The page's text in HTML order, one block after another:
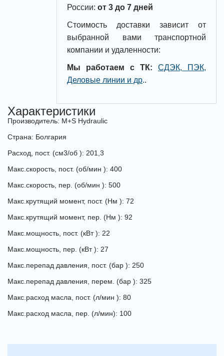
России: от 3 до 7 дней
Стоимость доставки зависит от
выбранной вами транспортной
компании и удаленности:
Мы работаем с ТК:
СДЭК, ПЭК,
Деловые линии и др..
Характеристики
Производитель: M+S Hydraulic
Страна: Болгария
Расход, пост. (см3/об ): 201,3
Макс.скорость, пост. (об/мин ): 400
Макс.скорость, пер. (об/мин ): 500
Макс.крутящий момент, пост. (Нм ): 72
Макс.крутящий момент, пер. (Нм ): 92
Макс.мощность, пост. (кВт ): 22
Макс.мощность, пер. (кВт ): 27
Макс.перепад давления, пост. (бар ): 250
Макс.перепад давления, перем. (бар ): 325
Макс.расход масла, пост. (л/мин ): 80
Макс.расход масла, пер. (л/мин): 100